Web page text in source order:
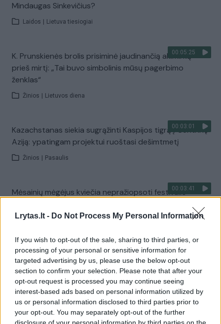
Lrytas.lt - Do Not Process My Personal Information
If you wish to opt-out of the sale, sharing to third parties, or
processing of your personal or sensitive information for
targeted advertising by us, please use the below opt-out
section to confirm your selection. Please note that after your
opt-out request is processed you may continue seeing
interest-based ads based on personal information utilized by
us or personal information disclosed to third parties prior to
your opt-out. You may separately opt-out of the further
Mindaugas Sinkevičius?
Laidos Lietuva tiesiogiai
00:05:25
K. Prunskienės brolis prisiminė jaudinančią akimirką
prieš mirtį: „Tai buvo simbolinis mūsų pagerbimo
ženklas“
Žinios Lietuvos diena
00:03:01
Kazachstanas siekia sugrąžinti Kaspijos tigrą į Centrinę
Aziją: ypatingam projektui ruoštasi dešimtmetį
Žinios Pasaulis
00:03:41
Mėsainių mėgėjus kviečia nepražiopsoti festivalio
Žinios | Lietuvos diena
Visi įrašai
Žiūrimiausi įrašai